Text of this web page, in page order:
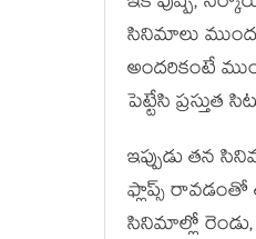
సినిమాలు
అందరికంటే
పెట్టేసి ప్రస్తుత
ఇప్పుడు తన
ఫ్లాప్స్
సినిమాల్లో